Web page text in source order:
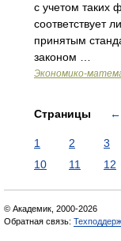
с учетом таких
соответствует
принятым
законом …
Экономико-
Страницы ←
1 2 3
10
11 12
© Академик, 2000-2026
Обратная связь: